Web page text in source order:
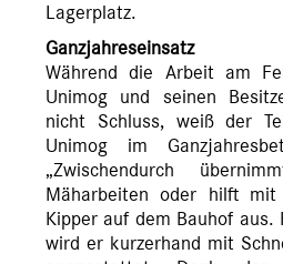
Lagerplatz.
Ganzjahreseinsatz
Während die Arbeit am
Unimog und seinen
nicht Schluss, weiß der
Unimog im
„Zwischendurch
Mäharbeiten oder hilft mit
Kipper auf dem Bauhof aus.
wird er kurzerhand mit